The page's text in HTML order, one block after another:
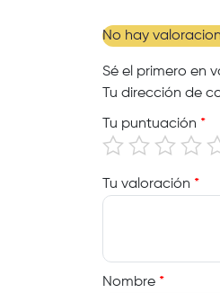
No hay
Sé el primero en
Tu dirección de
Tu puntuación *
Tu valoración *
Nombre *